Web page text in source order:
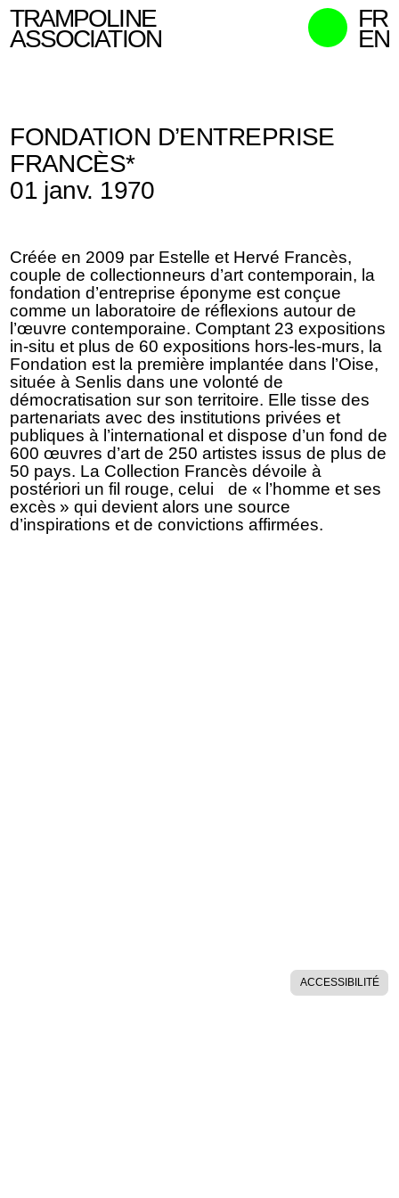
TRAMPOLINE
ASSOCIATION
ACTIONS
CONTACT
COMMISSAIRES
FR
EN
FONDATION D’ENTREPRISE
FRANCÈS*
01 janv. 1970
Créée en 2009 par Estelle et Hervé Francès,
couple de collectionneurs d’art contemporain, la
fondation d’entreprise éponyme est conçue
comme un laboratoire de réflexions autour de
l’œuvre contemporaine. Comptant 23 expositions
in-situ et plus de 60 expositions hors-les-murs, la
Fondation est la première implantée dans l’Oise,
située à Senlis dans une volonté de
démocratisation sur son territoire. Elle tisse des
partenariats avec des institutions privées et
publiques à l’international et dispose d’un fond de
600 œuvres d’art de 250 artistes issus de plus de
50 pays. La Collection Francès dévoile à
postériori un fil rouge, celui de « l’homme et ses
excès » qui devient alors une source
d’inspirations et de convictions affirmées.
ACCESSIBILITÉ